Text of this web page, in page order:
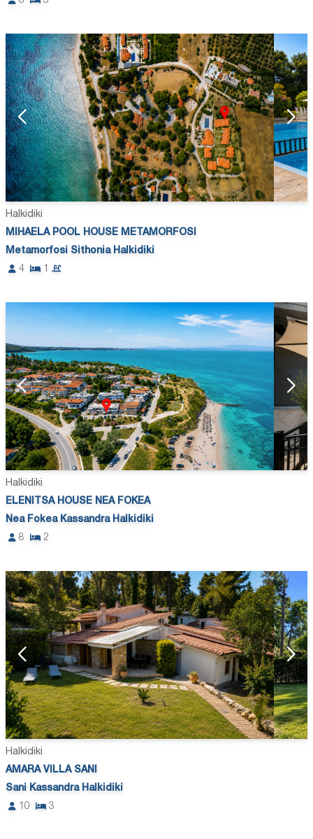
Halkidiki
MIHAELA POOL HOUSE METAMORFOSI
Metamorfosi Sithonia Halkidiki
4
1
Halkidiki
ELENITSA HOUSE NEA FOKEA
Nea Fokea Kassandra Halkidiki
8
2
Halkidiki
AMARA VILLA SANI
Sani Kassandra Halkidiki
10
3